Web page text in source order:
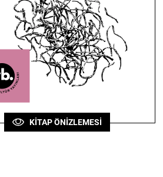
Bilim
Bilim
Felsefe
KİTAP ÖNİZLEMESİ